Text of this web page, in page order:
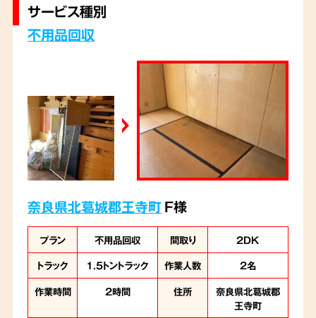
サービス種別
不用品回収
奈良県北葛城郡王寺町F様
プラン 不用品回収 間取り
2DK
トラック
1.5トントラック 作業人数
2名
作業時間
2時間 住所
奈良県北葛城郡
王寺町